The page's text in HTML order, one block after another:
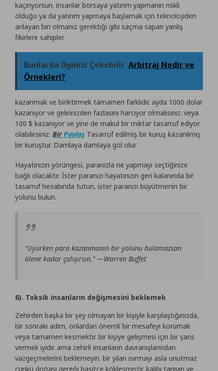
kaçırıyorsun. insanlar borsaya yatırım yapmanın riskli
olduğu ya da yatırım yapmaya başlamak için teknolojiden
anlayan biri olmanız gerektiği gibi saçma sapan yanlış
fikirlere sahipler.
Bunlarda İlginizi Çekebilir Arbitraj Nedir ve
Örnekleri?
kazanmak ve biriktirmek tamamen farklıdır. ayda 1000 dolar
kazanıyor ve gelirinizden fazlasını harcıyor olmalısınız. veya
100 $ kazanıyor ve yine de makul bir miktar tasarruf ediyor
olabilirsiniz.BirPaylaş Tasarruf edilmiş bir kuruş kazanılmış
bir kuruştur. Damlaya damlaya göl olur.
Hayatınızın yörüngesi, paranızla ne yapmayı seçtiğinize
bağlı olacaktır. İster paranızı hayatınızın geri kalanında bir
tasarruf hesabında tutun, ister paranızı büyütmenin bir
yolunu bulun.
“Uyurken para kazanmanın bir yolunu bulamazsan
ölene kadar çalışırsın.” —Warren Buffet
6). Toksik insanların değişmesini beklemek
Zehirden başka bir şey olmayan bir kişiyle karşılaştığınızda,
bir sonraki adım, onlardan önemli bir mesafeyi korumak
veya tamamen kesmektir. bir kişiye gelişmesi için bir şans
vermek iyidir. ama zehirli insanların davranışlarından
vazgeçmelerini beklemeyin. bir yılan ısırmayı asla unutmaz
çünkü doğası gereği basitçe kökleşmiştir. kalıbı tanıyın ve